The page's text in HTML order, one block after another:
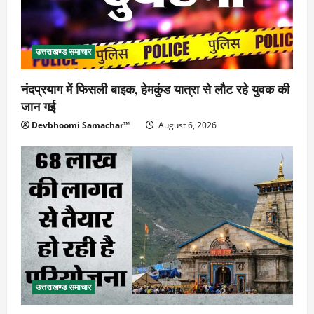
उत्तराखण्ड समाचार
नंदप्रयाग में फिसली बाइक, हेमकुंड यात्रा से लौट रहे युवक की
जान गई
Devbhoomi Samachar™ August 6, 2026
उत्तराखण्ड समाचार